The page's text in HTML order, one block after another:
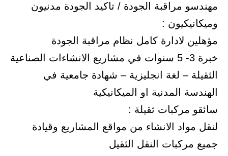
مهندسو مراقبة الجودة / تاكيد الجودة مدنيون
وميكانيكيون :
مؤهلين لادارة كامل نظام مراقبة الجودة
خبرة 3- 5 سنوات في مشاريع الانشاءات الصناعية
الثقيلة – لغة انجليزية – شهادة جامعية في
الهندسة المدنية او الميكانيكية
سائقو مركبات ثقيلة :
لنقل مواد الانشاء من مواقع المشاريع وقيادة
جميع مركبات النقل الثقيل